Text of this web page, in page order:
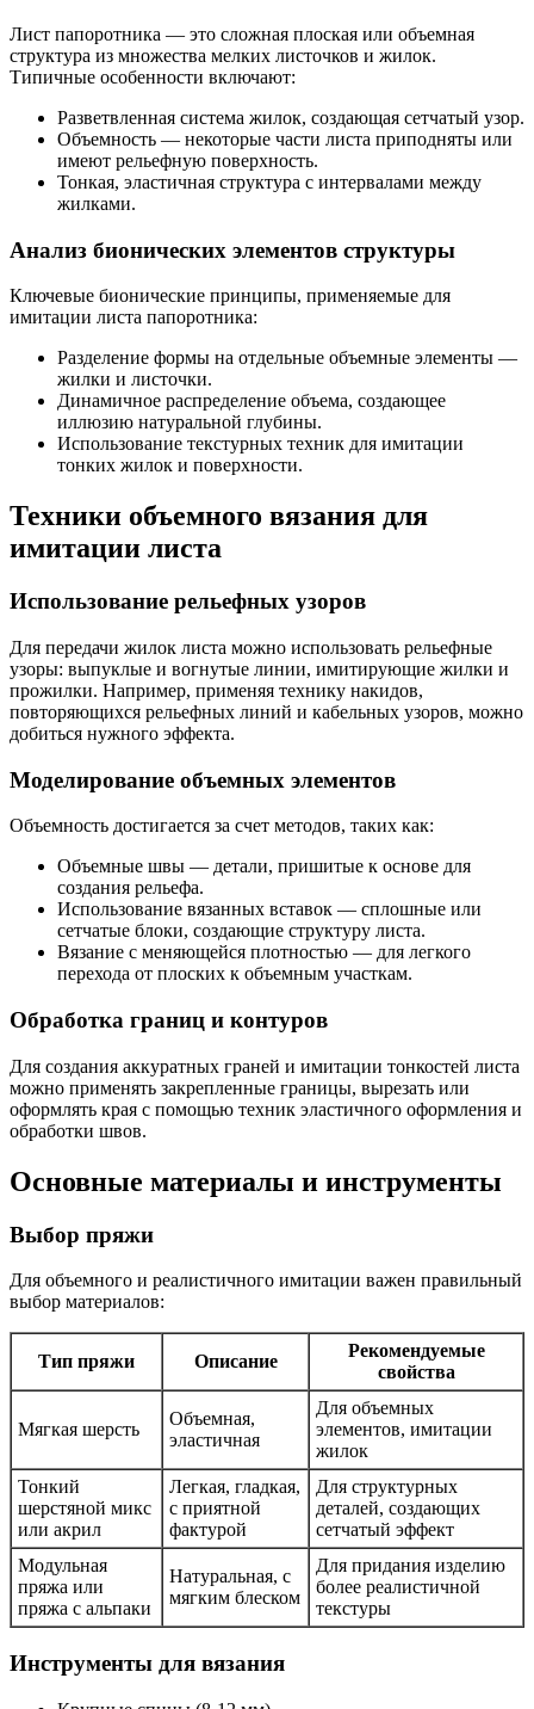
Лист папоротника — это сложная плоская или объемная
структура из множества мелких листочков и жилок.
Типичные особенности включают:
Разветвленная система жилок, создающая сетчатый узор.
Объемность — некоторые части листа приподняты или
имеют рельефную поверхность.
Тонкая, эластичная структура с интервалами между
жилками.
Анализ бионических элементов структуры
Ключевые бионические принципы, применяемые для
имитации листа папоротника:
Разделение формы на отдельные объемные элементы —
жилки и листочки.
Динамичное распределение объема, создающее
иллюзию натуральной глубины.
Использование текстурных техник для имитации
тонких жилок и поверхности.
Техники объемного вязания для
имитации листа
Использование рельефных узоров
Для передачи жилок листа можно использовать рельефные
узоры: выпуклые и вогнутые линии, имитирующие жилки и
прожилки. Например, применяя технику накидов,
повторяющихся рельефных линий и кабельных узоров, можно
добиться нужного эффекта.
Моделирование объемных элементов
Объемность достигается за счет методов, таких как:
Объемные швы — детали, пришитые к основе для
создания рельефа.
Использование вязанных вставок — сплошные или
сетчатые блоки, создающие структуру листа.
Вязание с меняющейся плотностью — для легкого
перехода от плоских к объемным участкам.
Обработка границ и контуров
Для создания аккуратных граней и имитации тонкостей листа
можно применять закрепленные границы, вырезать или
оформлять края с помощью техник эластичного оформления и
обработки швов.
Основные материалы и инструменты
Выбор пряжи
Для объемного и реалистичного имитации важен правильный
выбор материалов:
Тип пряжи Описание
Рекомендуемые
свойства
Мягкая шерсть
Объемная,
эластичная
Для объемных
элементов, имитации
жилок
Тонкий
шерстяной микс
или акрил
Легкая, гладкая,
с приятной
фактурой
Для структурных
деталей, создающих
сетчатый эффект
Модульная
пряжа или
пряжа с альпаки
Натуральная, с
мягким блеском
Для придания изделию
более реалистичной
текстуры
Инструменты для вязания